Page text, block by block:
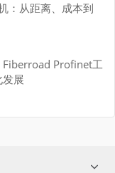
：从距离、成本到
Fiberroad Profinet工
展